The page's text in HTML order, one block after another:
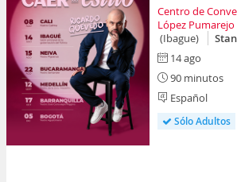
Centro de
López Pumarejo
(Ibague)
14 ago
90 minutos
Español
Sólo Adultos